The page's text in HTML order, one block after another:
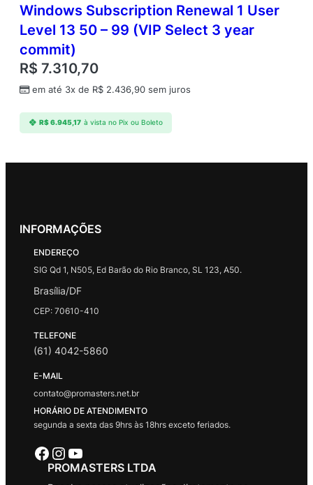
Windows Subscription Renewal 1 User
Level 13 50 – 99 (VIP Select 3 year
commit)
R$ 7.310,70
em até 3x de R$ 2.436,90 sem juros
R$6.945,17 à vista no Pix ou Boleto
INFORMAÇÕES
ENDEREÇO
SIG Qd 1, N505, Ed Barão do Rio Branco, SL 123, A50.
Brasília/DF
CEP: 70610-410
TELEFONE
(61) 4042-5860
E-MAIL
contato@promasters.net.br
HORÁRIO DE ATENDIMENTO
segunda a sexta das 9hrs às 18hrs exceto feriados.
Facebook Instagram Youtube
PROMASTERS LTDA